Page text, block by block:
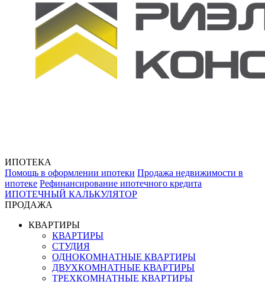
ИПОТЕКА
Помощь в оформлении ипотеки Продажа недвижимости в
ипотеке Рефинансирование ипотечного кредита
ИПОТЕЧНЫЙ КАЛЬКУЛЯТОР
ПРОДАЖА
КВАРТИРЫ
КВАРТИРЫ
СТУДИЯ
ОДНОКОМНАТНЫЕ КВАРТИРЫ
ДВУХКОМНАТНЫЕ КВАРТИРЫ
ТРЕХКОМНАТНЫЕ КВАРТИРЫ